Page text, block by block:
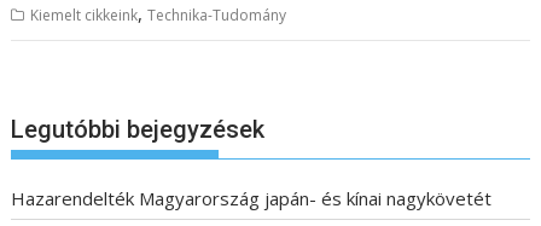
Kiemelt cikkeink,Technika-Tudomány
Legutóbbi bejegyzések
Hazarendelték Magyarország japán- és kínai nagykövetét